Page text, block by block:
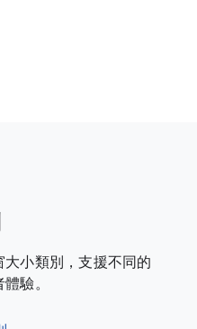
小類別，支援不同的
驗。